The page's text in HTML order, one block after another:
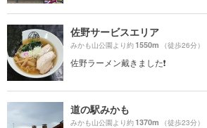
佐野サービスエリア
みかも山公園より約1550m （徒歩26分）
佐野ラーメン戴きました❗️
道の駅みかも
みかも山公園より約1370m （徒歩23分）